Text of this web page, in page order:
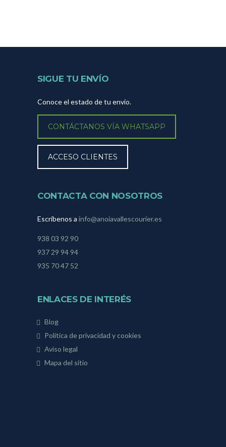
SIGUE TU ENVÍO
Conoce el estado de tu envío.
CONTÁCTANOS VÍA WHATSAPP
ACCESO CLIENTES
CONTACTA CON NOSOTROS
Escríbenos a info@anoiavallescourier.es
938 03 92 90
937 29 94 94
935 70 47 52
ENLACES DE INTERÉS
Blog
Política de privacidad y cookies
Aviso legal
Mapa del sitio